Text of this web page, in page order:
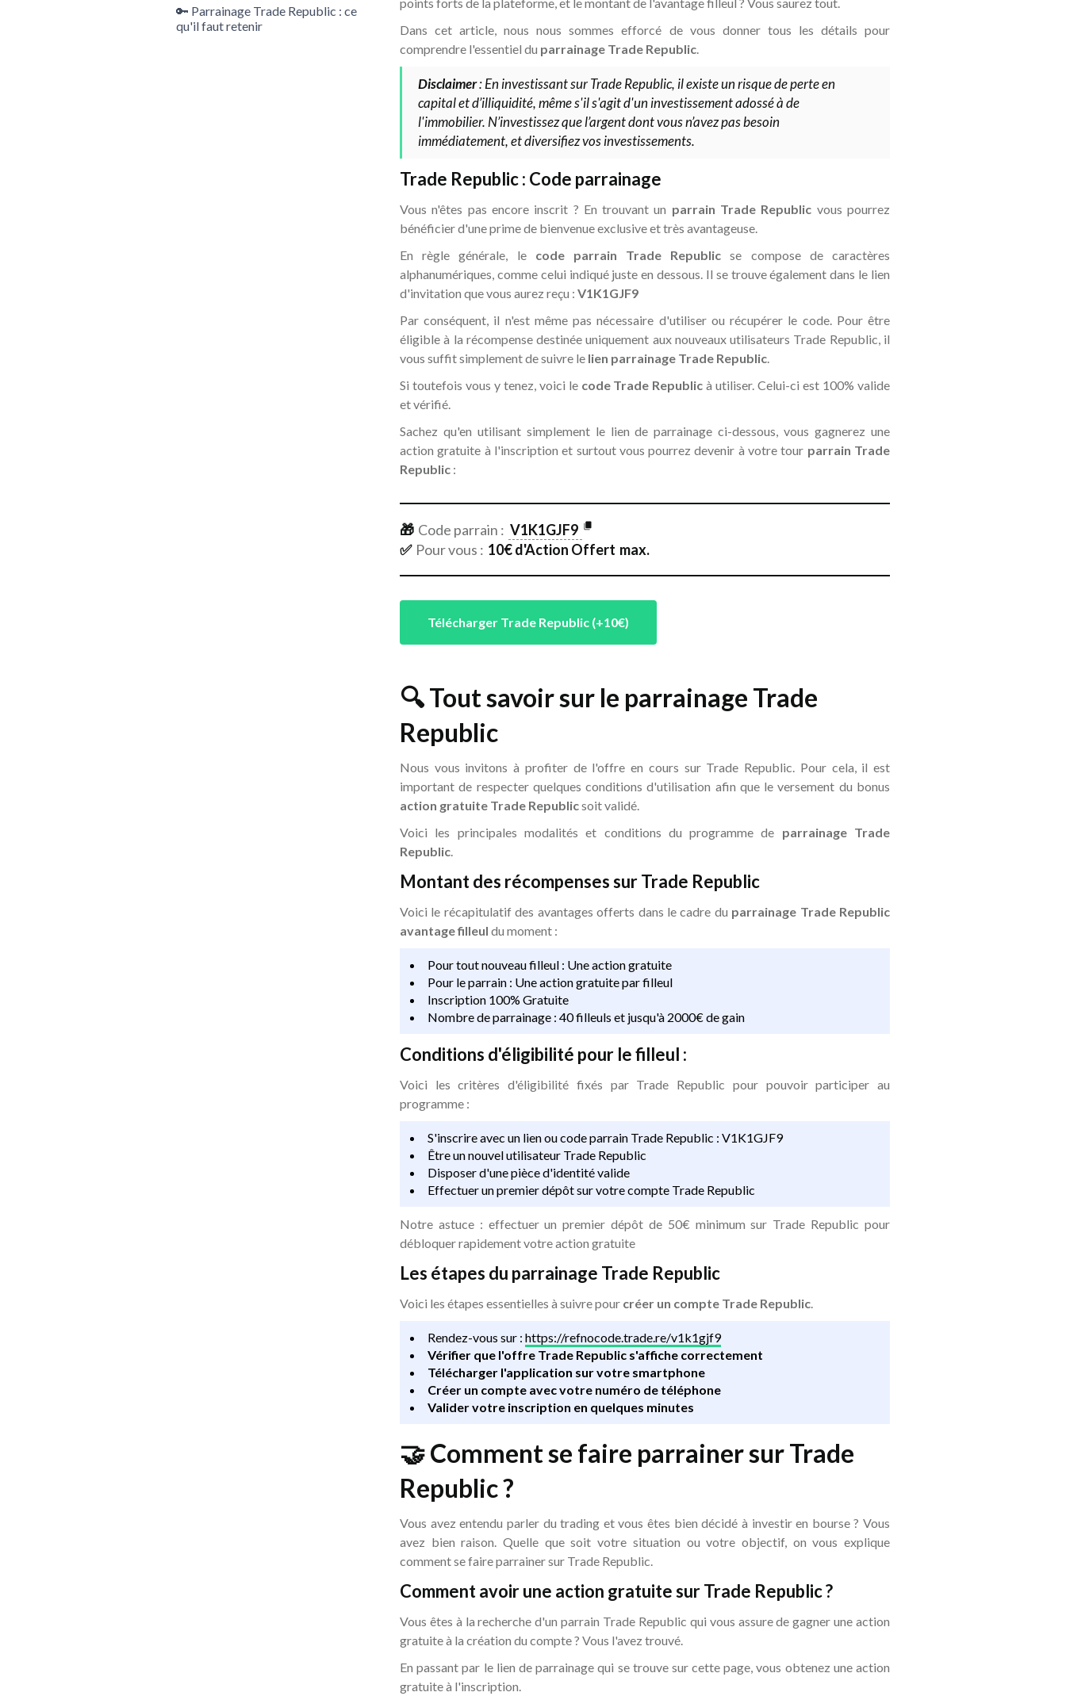
🔑 Parrainage Trade Republic : ce
qu'il faut retenir
points forts de la plateforme, et le montant de l'avantage filleul ? Vous saurez tout.
Dans cet article, nous nous sommes efforcé de vous donner tous les détails pour
comprendre l'essentiel du parrainage Trade Republic.
Disclaimer: En investissant sur Trade Republic, il existe un risque de perte en
capital et d’illiquidité, même s'il s'agit d'un investissement adossé à de
l'immobilier. N’investissez que l’argent dont vous n’avez pas besoin
immédiatement, et diversifiez vos investissements.
Trade Republic : Code parrainage
Vous n'êtes pas encore inscrit ? En trouvant un parrain Trade Republic vous pourrez
bénéficier d'une prime de bienvenue exclusive et très avantageuse.
En règle générale, le code parrain Trade Republic se compose de caractères
alphanumériques, comme celui indiqué juste en dessous. Il se trouve également dans le lien
d'invitation que vous aurez reçu : V1K1GJF9
Par conséquent, il n'est même pas nécessaire d'utiliser ou récupérer le code. Pour être
éligible à la récompense destinée uniquement aux nouveaux utilisateurs Trade Republic, il
vous suffit simplement de suivre le lien parrainage Trade Republic.
Si toutefois vous y tenez, voici le code Trade Republic à utiliser. Celui-ci est 100% valide
et vérifié.
Sachez qu'en utilisant simplement le lien de parrainage ci-dessous, vous gagnerez une
action gratuite à l'inscription et surtout vous pourrez devenir à votre tour parrain Trade
Republic :
🎁 Code parrain : V1K1GJF9
✅ Pour vous : 10€ d'Action Offert max.
Télécharger Trade Republic (+10€)
🔍 Tout savoir sur le parrainage Trade
Republic
Nous vous invitons à profiter de l'offre en cours sur Trade Republic. Pour cela, il est
important de respecter quelques conditions d'utilisation afin que le versement du bonus
action gratuite Trade Republicsoit validé.
Voici les principales modalités et conditions du programme de parrainage Trade
Republic.
Montant des récompenses sur Trade Republic
Voici le récapitulatif des avantages offerts dans le cadre du parrainage Trade Republic
avantage filleul du moment :
Pour tout nouveau filleul : Une action gratuite
Pour le parrain : Une action gratuite par filleul
Inscription 100% Gratuite
Nombre de parrainage : 40 filleuls et jusqu'à 2000€ de gain
Conditions d'éligibilité pour le filleul :
Voici les critères d'éligibilité fixés par Trade Republic pour pouvoir participer au
programme :
S'inscrire avec un lien ou code parrain Trade Republic : V1K1GJF9
Être un nouvel utilisateur Trade Republic
Disposer d'une pièce d'identité valide
Effectuer un premier dépôt sur votre compte Trade Republic
Notre astuce : effectuer un premier dépôt de 50€ minimum sur Trade Republic pour
débloquer rapidement votre action gratuite
Les étapes du parrainage Trade Republic
Voici les étapes essentielles à suivre pour créer un compte Trade Republic.
Rendez-vous sur : https://refnocode.trade.re/v1k1gjf9‍
Vérifier que l'offre Trade Republic s'affiche correctement
Télécharger l'application sur votre smartphone
Créer un compte avec votre numéro de téléphone
Valider votre inscription en quelques minutes
🤝 Comment se faire parrainer sur Trade
Republic ?
Vous avez entendu parler du trading et vous êtes bien décidé à investir en bourse ? Vous
avez bien raison. Quelle que soit votre situation ou votre objectif, on vous explique
comment se faire parrainer sur Trade Republic.
Comment avoir une action gratuite sur Trade Republic ?
Vous êtes à la recherche d'un parrain Trade Republic qui vous assure de gagner une action
gratuite à la création du compte ? Vous l'avez trouvé.
En passant par le lien de parrainage qui se trouve sur cette page, vous obtenez une action
gratuite à l'inscription.